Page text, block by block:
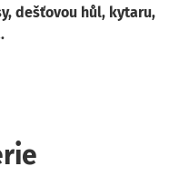
dešťovou hůl, kytaru,